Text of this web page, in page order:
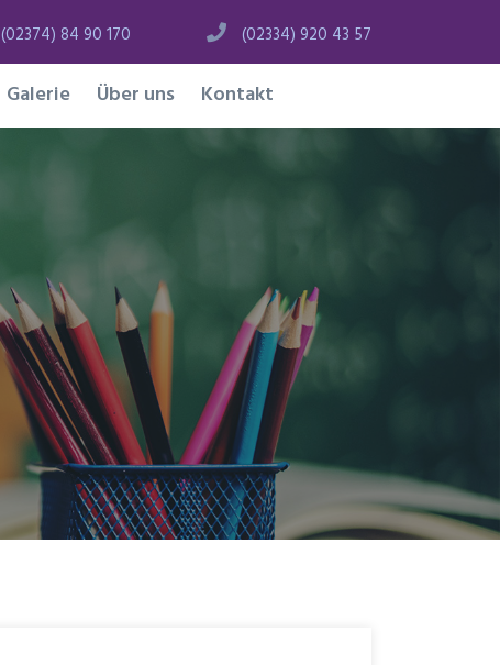
(02374) 84 90 170 (02334) 920 43 57
Galerie Über uns Kontakt